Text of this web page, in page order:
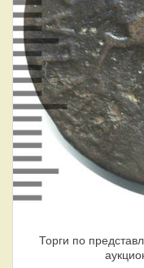
Торги по